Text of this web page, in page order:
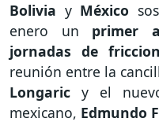
Bolivia y México
enero un primer
jornadas de
reunión entre la
Longaric y el
mexicano, Edmundo